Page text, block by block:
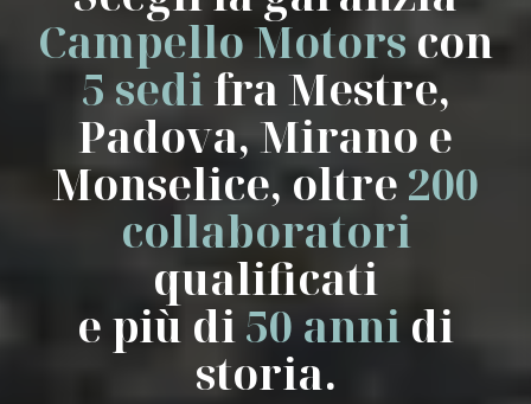
Campello Motors con
5 sedifra Mestre,
Padova, Mirano e
Monselice, oltre 200
collaboratori
qualificati
e più di50 anni di
storia.